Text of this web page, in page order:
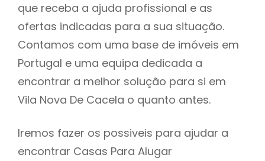
que receba a ajuda profissional e as
ofertas indicadas para a sua situação.
Contamos com uma base de imóveis em
Portugal e uma equipa dedicada a
encontrar a melhor solução para si em
Vila Nova De Cacela o quanto antes.
Iremos fazer os possiveis para ajudar a
encontrar Casas Para Alugar